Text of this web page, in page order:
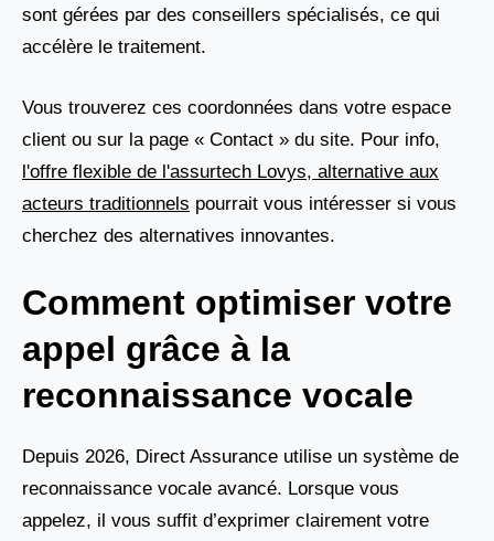
sont gérées par des conseillers spécialisés, ce qui
accélère le traitement.
Vous trouverez ces coordonnées dans votre espace
client ou sur la page « Contact » du site. Pour info,
l'offre flexible de l'assurtech Lovys, alternative aux
acteurs traditionnels pourrait vous intéresser si vous
cherchez des alternatives innovantes.
Comment optimiser votre
appel grâce à la
reconnaissance vocale
Depuis 2026, Direct Assurance utilise un système de
reconnaissance vocale avancé. Lorsque vous
appelez, il vous suffit d’exprimer clairement votre